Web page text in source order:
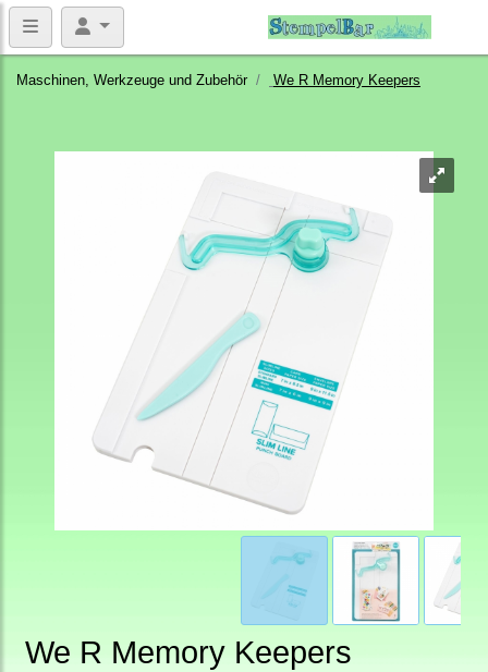
Maschinen, Werkzeuge und Zubehör We R Memory Keepers
We R Memory Keepers